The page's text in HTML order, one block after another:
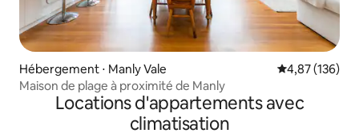
Hébergement ⋅ Manly Vale Évaluation
4,87 (136)
Maison de plage à proximité de Manly
Locations d'appartements avec
climatisation